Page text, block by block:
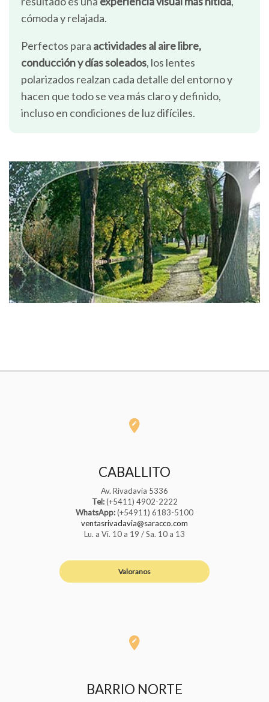
cómoda y relajada.
Perfectos para actividades al aire libre,
conducción y días soleados, los lentes
polarizados realzan cada detalle del entorno y
hacen que todo se vea más claro y definido,
incluso en condiciones de luz difíciles.
CABALLITO
Av. Rivadavia 5336
Tel:(+5411) 4902-2222
WhatsApp:(+54911) 6183-5100
ventasrivadavia@saracco.com
Lu. a Vi. 10 a 19 / Sa. 10 a 13
Valoranos
BARRIO NORTE